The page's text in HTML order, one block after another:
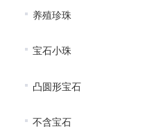
养殖珍珠
宝石小珠
凸圆形宝石
不含宝石